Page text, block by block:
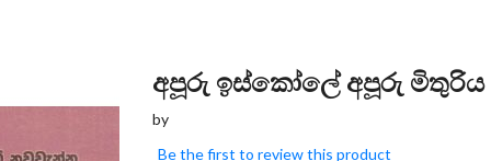
අපූරු ඉස්කෝලේ අපූරු මිතුරිය
by
Be the first to review this product
beginning